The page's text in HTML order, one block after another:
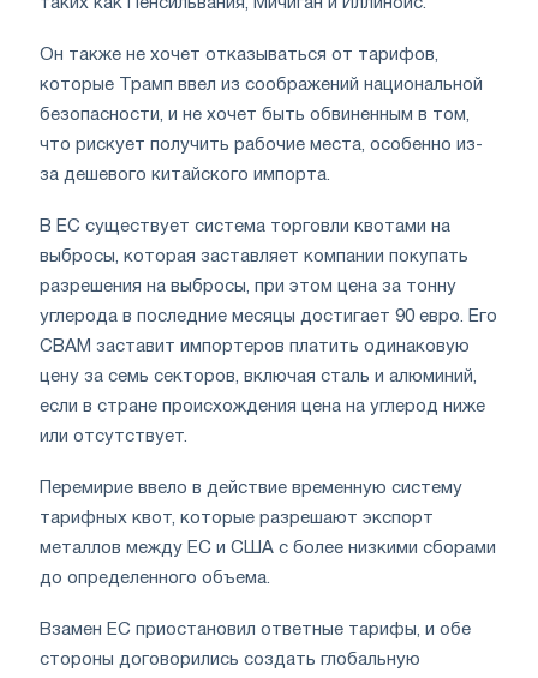
Он также не хочет отказываться от тарифов,
которые Трамп ввел из соображений национальной
безопасности, и не хочет быть обвиненным в том,
что рискует получить рабочие места, особенно из-
за дешевого китайского импорта.
В ЕС существует система торговли квотами на
выбросы, которая заставляет компании покупать
разрешения на выбросы, при этом цена за тонну
углерода в последние месяцы достигает 90 евро. Его
CBAM заставит импортеров платить одинаковую
цену за семь секторов, включая сталь и алюминий,
если в стране происхождения цена на углерод ниже
или отсутствует.
Перемирие ввело в действие временную систему
тарифных квот, которые разрешают экспорт
металлов между ЕС и США с более низкими сборами
до определенного объема.
Взамен ЕС приостановил ответные тарифы, и обе
стороны договорились создать глобальную